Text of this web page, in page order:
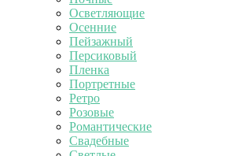
Осветляющие
Осенние
Пейзажный
Персиковый
Пленка
Портретные
Ретро
Розовые
Романтические
Свадебные